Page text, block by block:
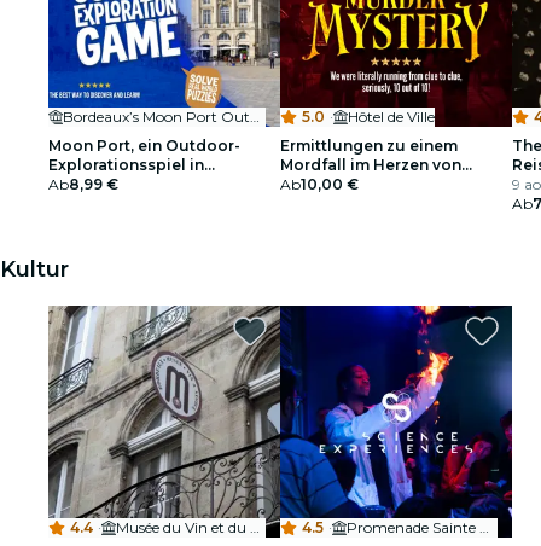
Bordeaux’s Moon Port Outdoor Exploration Game
Moon Port, ein Outdoor-
Explorationsspiel in
Bordeaux
Ab8,99 €
5.0 ·
Hôtel de Ville
Ermittlungen zu einem
Mordfall im Herzen von
Bordeaux
Ab10,00 €
9
Ab
Kultur
4.4 ·
Musée du Vin et du Négoce de Bordeaux
4.5 ·
Promenade Sainte Catherine